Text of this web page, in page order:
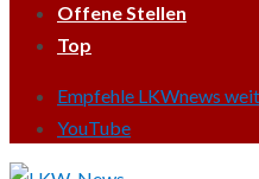
Offene Stellen
Top
Empfehle LKWnews
YouTube